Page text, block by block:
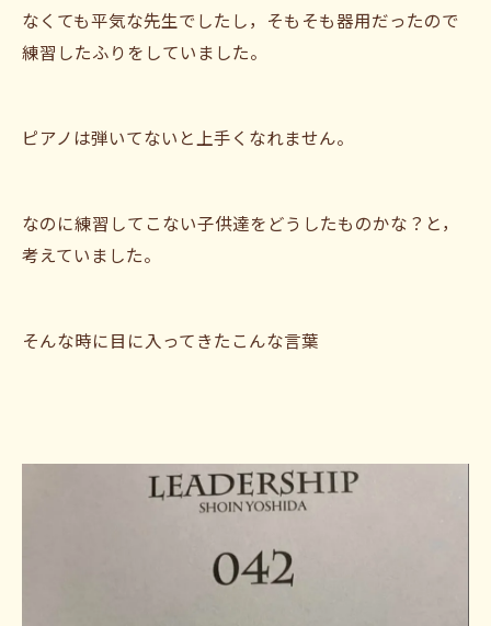
なくても平気な先生でしたし，そもそも器用だったので
練習したふりをしていました。
ピアノは弾いてないと上手くなれません。
なのに練習してこない子供達をどうしたものかな？と，
考えていました。
そんな時に目に入ってきたこんな言葉